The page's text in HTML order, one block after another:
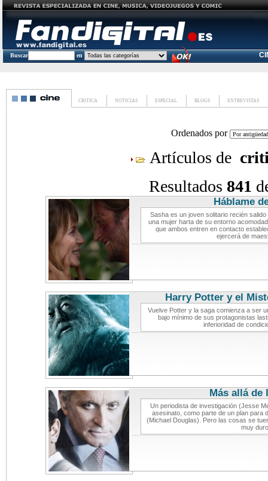
Buscar en
CRITICA NOTICIAS ESPECIAL BLOGS ENTREVISTAS
Ordenados por
Artículos de
Resultados 841
Háblame
Sasha es un joven solitario recién
una mujer harta de su entorno
que ambos entren en contacto
ejercerá de
Harry Potter y el
Vuelve Potter y la saga comienza a ser
bajo mínimo de sus protagonistas
inferioridad de
Más allá de
Un periodista de investigación (Jesse
asesinato, como parte de un plan para
(Michael Douglas). Pero las cosas se
muy